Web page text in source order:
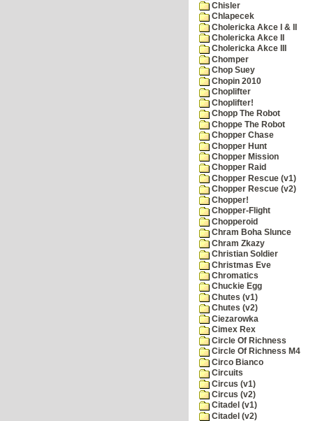
Chisler
Chlapecek
Cholericka Akce I & II
Cholericka Akce II
Cholericka Akce III
Chomper
Chop Suey
Chopin 2010
Choplifter
Choplifter!
Chopp The Robot
Choppe The Robot
Chopper Chase
Chopper Hunt
Chopper Mission
Chopper Raid
Chopper Rescue (v1)
Chopper Rescue (v2)
Chopper!
Chopper-Flight
Chopperoid
Chram Boha Slunce
Chram Zkazy
Christian Soldier
Christmas Eve
Chromatics
Chuckie Egg
Chutes (v1)
Chutes (v2)
Ciezarowka
Cimex Rex
Circle Of Richness
Circle Of Richness M4
Circo Bianco
Circuits
Circus (v1)
Circus (v2)
Citadel (v1)
Citadel (v2)